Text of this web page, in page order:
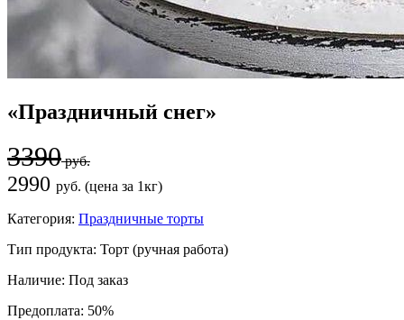
«Праздничный снег»
3390руб.
2990 руб. (цена за 1кг)
Категория: Праздничные торты
Тип продукта: Торт (ручная работа)
Наличие: Под заказ
Предоплата: 50%